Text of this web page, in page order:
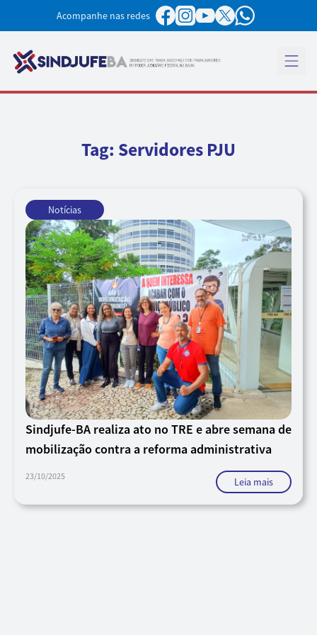
Acompanhe nas redes
Abrir
Tag: Servidores PJU
Notícias
Sindjufe-BA realiza ato no TRE e abre semana de
mobilização contra a reforma administrativa
23/10/2025 Leia mais